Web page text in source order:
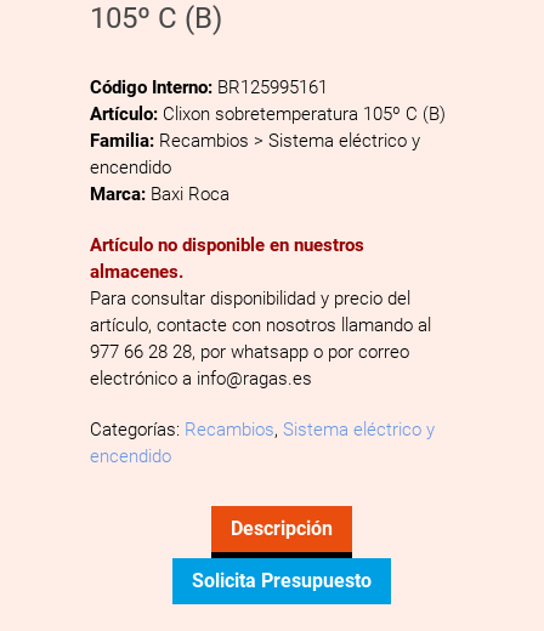
105º C (B)
Código Interno: BR125995161
Artículo: Clixon sobretemperatura 105º C (B)
Familia: Recambios > Sistema eléctrico y
encendido
Marca: Baxi Roca
Artículo no disponible en nuestros
almacenes.
Para consultar disponibilidad y precio del
artículo, contacte con nosotros llamando al
977 66 28 28, por whatsapp o por correo
electrónico a info@ragas.es
Categorías: Recambios, Sistema eléctrico y
encendido
Descripción
Solicita Presupuesto